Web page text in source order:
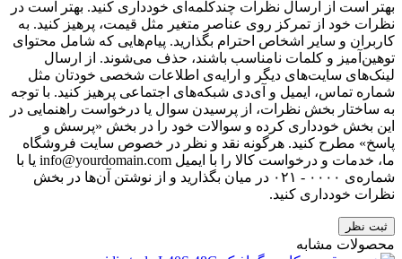
بهتر است از ارسال نظرات چندکلمه‌‌ای خودداری کنید. بهتر است در
نظرات خود از تمرکز روی عناصر متغیر مثل قیمت، پرهیز کنید. به
کاربران و سایر اشخاص احترام بگذارید. پیام‌هایی که شامل محتوای
توهین‌آمیز و کلمات نامناسب باشند، حذف می‌شوند. از ارسال
لینک‌های سایت‌های دیگر و ارایه‌ی اطلاعات شخصی خودتان مثل
شماره تماس، ایمیل و آی‌دی شبکه‌های اجتماعی پرهیز کنید. با توجه
به ساختار بخش نظرات، از پرسیدن سوال یا درخواست راهنمایی در
این بخش خودداری کرده و سوالات خود را در بخش «پرسش و
پاسخ» مطرح کنید. هرگونه نقد و نظر در خصوص سایت فروشگاه
ما، خدمات و درخواست کالا را با ایمیل info@yourdomain.com یا با
شماره‌ی ۰۰۰۰ - ۰۲۱ در میان بگذارید و از نوشتن آن‌ها در بخش
نظرات خودداری کنید.
ثبت نظر
محصولات مشابه